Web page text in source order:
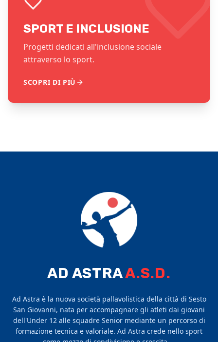
SPORT E INCLUSIONE
Progetti dedicati all'inclusione sociale
attraverso lo sport.
SCOPRI DI PIÙ
AD ASTRAA.S.D.
Ad Astra è la nuova società pallavolistica della città di Sesto
San Giovanni, nata per accompagnare gli atleti dai giovani
dell'Under 12 alle squadre Senior mediante un percorso di
formazione tecnica e valoriale. Ad Astra crede nello sport